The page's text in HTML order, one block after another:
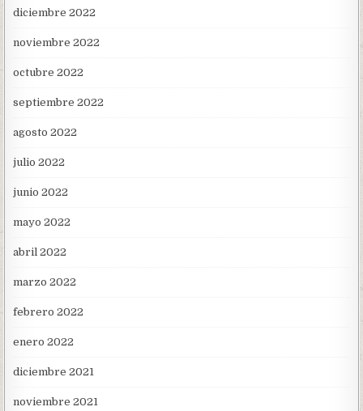
diciembre 2022
noviembre 2022
octubre 2022
septiembre 2022
agosto 2022
julio 2022
junio 2022
mayo 2022
abril 2022
marzo 2022
febrero 2022
enero 2022
diciembre 2021
noviembre 2021